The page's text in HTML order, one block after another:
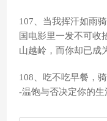
107、当我挥汗如雨
国电影里一发不可收
山越岭，而你却已成
108、吃不吃早餐，
-温饱与否决定你的生